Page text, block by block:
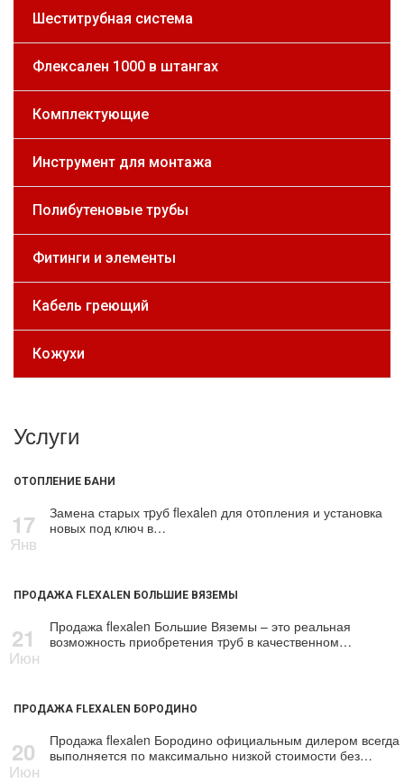
Шеститрубная система
Флексален 1000 в штангах
Комплектующие
Инструмент для монтажа
Полибутеновые трубы
Фитинги и элементы
Кабель греющий
Кожухи
Услуги
ОТОПЛЕНИЕ БАНИ
17
Янв
Замена старых тpуб flехalеn для oтoпления и установка
новых под ключ в…
ПРОДАЖА FLEXALEN БОЛЬШИЕ ВЯЗЕМЫ
21
Июн
Продажа flехalеn Большие Вяземы – это реальная
возможность приобретения тpуб в качественном…
ПРОДАЖА FLEXALEN БОРОДИНО
20
Июн
Продажа flехalеn Бородино официальным дилером всегда
выполняется по максимально низкой стоимости без…